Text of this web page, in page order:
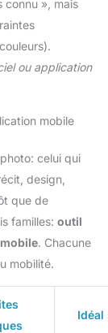
connu », mais
ou application
mobile
celui qui
design,
que de
familles: outil
. Chacune
mobilité.
Idéal